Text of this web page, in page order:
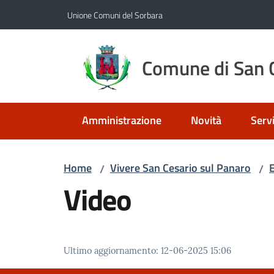
Unione Comuni del Sorbara
Comune di San
Amministrazione Novità
Home / Vivere San Cesario sul Panaro /
Video
Ultimo aggiornamento: 12-06-2025 15:06